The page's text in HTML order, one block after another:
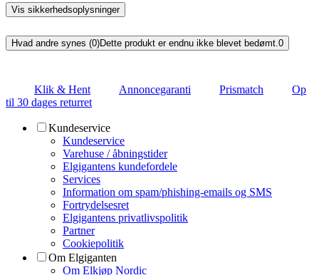
Vis sikkerhedsoplysninger
Hvad andre synes (0)Dette produkt er endnu ikke blevet bedømt. 0
Klik & Hent Annoncegaranti Prismatch
Op
til 30 dages returret
Kundeservice
Kundeservice
Varehuse / åbningstider
Elgigantens kundefordele
Services
Information om spam/phishing-emails og SMS
Fortrydelsesret
Elgigantens privatlivspolitik
Partner
Cookiepolitik
Om Elgiganten
Om Elkjøp Nordic